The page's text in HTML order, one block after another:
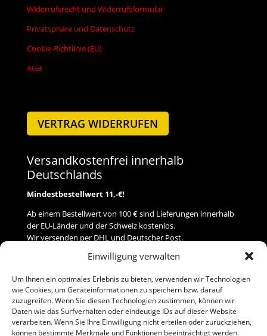
Einwilligung verwalten
Um Ihnen ein optimales Erlebnis zu bieten, verwenden wir Technologien
wie Cookies, um Geräteinformationen zu speichern bzw. darauf
zuzugreifen. Wenn Sie diesen Technologien zustimmen, können wir
Daten wie das Surfverhalten oder eindeutige IDs auf dieser Website
verarbeiten. Wenn Sie Ihre Einwilligung nicht erteilen oder zurückziehen,
können bestimmte Merkmale und Funktionen beeinträchtigt werden.
Widerrufsrecht und Widerrufsformular
Privatsphäre und Datenschutz
Cookie-Richtlinie (EU)
AGB
VERTRAG WIDERRUFEN
Versandkostenfrei innerhalb
Deutschlands
Mindestbestellwert 11,-€!
Ab einem Bestellwert von 100 € sind Lieferungen innerhalb
der EU-Länder und der Schweiz kostenlos.
Wir versenden per DHL und Deutscher Post.
Versand
Zahlung
Baumann Modellspielwaren